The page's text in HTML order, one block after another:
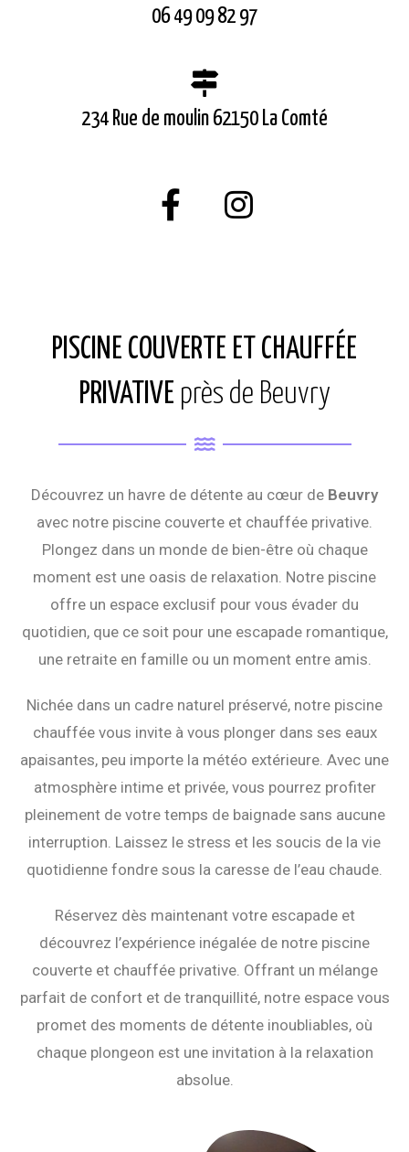
06 49 09 82 97
234 Rue de moulin 62150 La Comté
PISCINE COUVERTE ET CHAUFFÉE
PRIVATIVE près de Beuvry
Découvrez un havre de détente au cœur de Beuvry
avec notre piscine couverte et chauffée privative.
Plongez dans un monde de bien-être où chaque
moment est une oasis de relaxation. Notre piscine
offre un espace exclusif pour vous évader du
quotidien, que ce soit pour une escapade romantique,
une retraite en famille ou un moment entre amis.
Nichée dans un cadre naturel préservé, notre piscine
chauffée vous invite à vous plonger dans ses eaux
apaisantes, peu importe la météo extérieure. Avec une
atmosphère intime et privée, vous pourrez profiter
pleinement de votre temps de baignade sans aucune
interruption. Laissez le stress et les soucis de la vie
quotidienne fondre sous la caresse de l’eau chaude.
Réservez dès maintenant votre escapade et
découvrez l’expérience inégalée de notre piscine
couverte et chauffée privative. Offrant un mélange
parfait de confort et de tranquillité, notre espace vous
promet des moments de détente inoubliables, où
chaque plongeon est une invitation à la relaxation
absolue.